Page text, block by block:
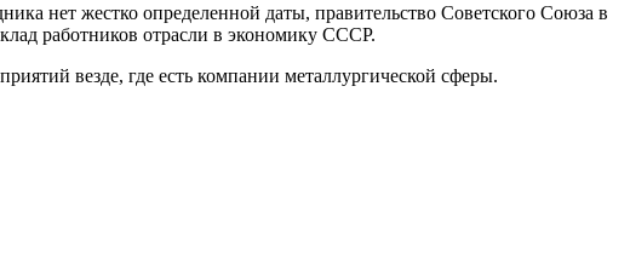
нет жестко определенной даты, правительство Советского Союза в
работников отрасли в экономику СССР.
везде, где есть компании металлургической сферы.